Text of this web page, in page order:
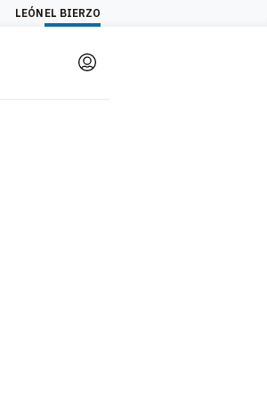
LEÓN EL BIERZO
Login